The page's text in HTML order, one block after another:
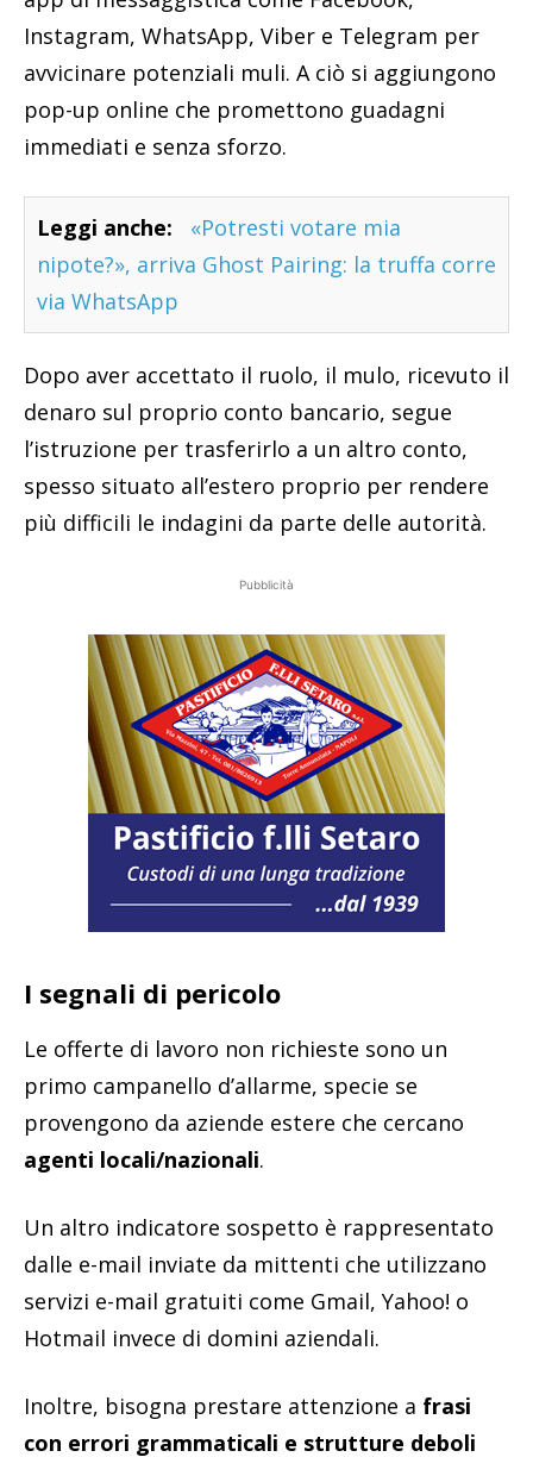
Instagram, WhatsApp, Viber e Telegram per
avvicinare potenziali muli. A ciò si aggiungono
pop-up online che promettono guadagni
immediati e senza sforzo.
Leggi anche:
«Potresti votare mia
nipote?», arriva Ghost Pairing: la truffa corre
via WhatsApp
Dopo aver accettato il ruolo, il mulo, ricevuto il
denaro sul proprio conto bancario, segue
l’istruzione per trasferirlo a un altro conto,
spesso situato all’estero proprio per rendere
più difficili le indagini da parte delle autorità.
Pubblicità
I segnali di pericolo
Le offerte di lavoro non richieste sono un
primo campanello d’allarme, specie se
provengono da aziende estere che cercano
agenti locali/nazionali.
Un altro indicatore sospetto è rappresentato
dalle e-mail inviate da mittenti che utilizzano
servizi e-mail gratuiti come Gmail, Yahoo! o
Hotmail invece di domini aziendali.
Inoltre, bisogna prestare attenzione a frasi
con errori grammaticali e strutture deboli